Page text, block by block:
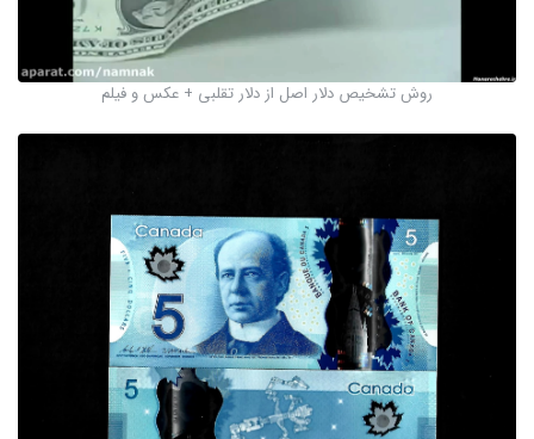
روش تشخیص دلار اصل از دلار تقلبی + عکس و فیلم